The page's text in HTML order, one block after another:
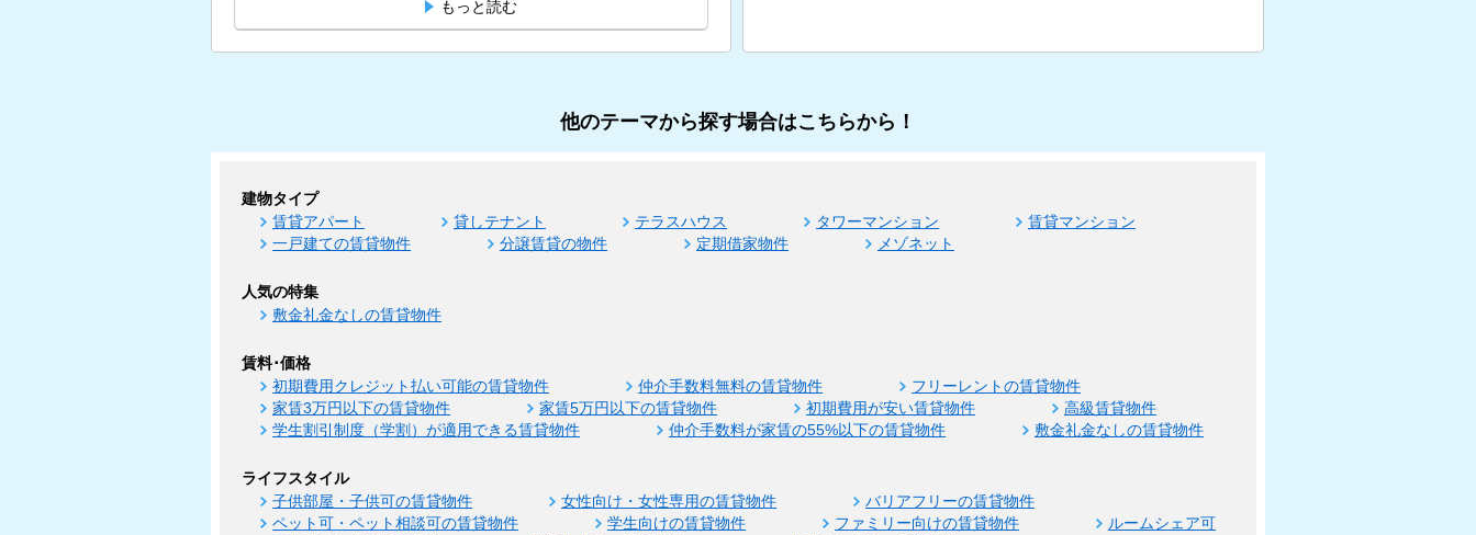
もっと読む
他のテーマから探す場合はこちらから！
建物タイプ
賃貸アパート 貸しテナント テラスハウス タワーマンション
賃貸マンション
一戸建ての賃貸物件
分譲賃貸の物件 定期借家物件 メゾネット
人気の特集
敷金礼金なしの賃貸物件
賃料･価格
初期費用クレジット払い可能の賃貸物件 仲介手数料無料の賃貸物件
フリーレントの賃貸物件
家賃3万円以下の賃貸物件
家賃5万円以下の賃貸物件 初期費用が安い賃貸物件
高級賃貸物件
学生割引制度（学割）が適用できる賃貸物件
仲介手数料が家賃の55%以下の賃貸物件 敷金礼金なしの賃貸物件
ライフスタイル
子供部屋・子供可の賃貸物件 女性向け・女性専用の賃貸物件
バリアフリーの賃貸物件
ペット可・ペット相談可の賃貸物件
学生向けの賃貸物件 ファミリー向けの賃貸物件
ルームシェア可